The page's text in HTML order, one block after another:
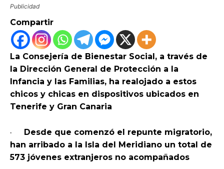
Publicidad
Compartir
La Consejería de Bienestar Social, a través de
la Dirección General de Protección a la
Infancia y las Familias, ha realojado a estos
chicos y chicas en dispositivos ubicados en
Tenerife y Gran Canaria
·
Desde que comenzó el repunte migratorio,
han arribado a la Isla del Meridiano un total de
573 jóvenes extranjeros no acompañados